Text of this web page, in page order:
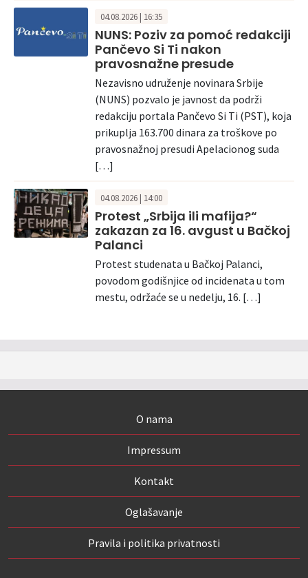
04.08.2026 | 16:35
NUNS: Poziv za pomoć redakciji
Pančevo Si Ti nakon
pravosnažne presude
Nezavisno udruženje novinara Srbije
(NUNS) pozvalo je javnost da podrži
redakciju portala Pančevo Si Ti (PST), koja
prikuplja 163.700 dinara za troškove po
pravosnažnoj presudi Apelacionog suda
[…]
04.08.2026 | 14:00
Protest „Srbija ili mafija?“
zakazan za 16. avgust u Bačkoj
Palanci
Protest studenata u Bačkoj Palanci,
povodom godišnjice od incidenata u tom
mestu, održaće se u nedelju, 16. […]
O nama
Impressum
Kontakt
Oglašavanje
Pravila i politika privatnosti